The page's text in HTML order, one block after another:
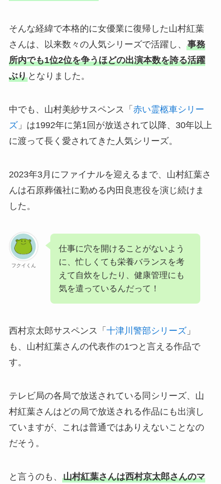
そんな経緯で本格的に女優業に復帰した山村紅葉
さんは、以来数々の人気シリーズで活躍し、 事務
所内でも1位2位を争うほどの出演本数を誇る活躍
ぶりとなりました。
中でも、山村美紗サスペンス「 赤い霊柩車シリー
ズ」は1992年に第1回が放送されて以降、30年以上
に渡って長く愛されてきた人気シリーズ。
2023年3月にファイナルを迎えるまで、山村紅葉さ
んは石原葬儀社に勤める内田良恵役を演じ続けま
した。
フクイくん
仕事に穴を開けることがないよう
に、忙しくても栄養バランスを考
えて自炊をしたり、健康管理にも
気を遣っているんだって！
西村京太郎サスペンス「 十津川警部シリーズ」
も、山村紅葉さんの代表作の1つと言える作品で
す。
テレビ局の各局で放送されている同シリーズ、山
村紅葉さんはどの局で放送される作品にも出演し
ていますが、これは普通ではありえないことなの
だそう。
と言うのも、 山村紅葉さんは西村京太郎さんのマ